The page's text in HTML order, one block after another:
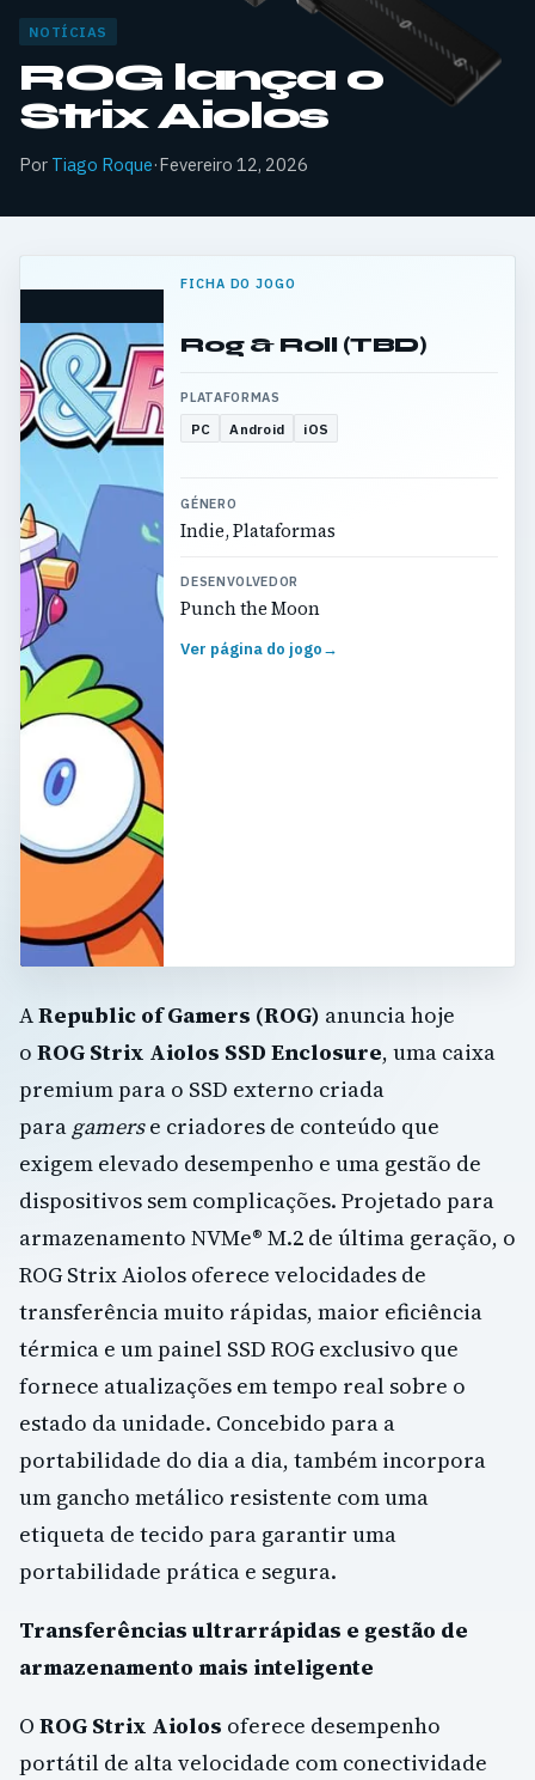
NOTÍCIAS
ROG lança o
Strix Aiolos
Por Tiago Roque·Fevereiro 12, 2026
FICHA DO JOGO
Rog & Roll (TBD)
PLATAFORMAS
PC Android iOS
GÉNERO
Indie, Plataformas
DESENVOLVEDOR
Punch the Moon
Ver página do jogo→
ARepublic of Gamers (ROG) anuncia hoje
o ROG Strix Aiolos SSD Enclosure, uma caixa
premium para o SSD externo criada
para gamerse criadores de conteúdo que
exigem elevado desempenho e uma gestão de
dispositivos sem complicações. Projetado para
armazenamento NVMe® M.2 de última geração, o
ROG Strix Aiolos oferece velocidades de
transferência muito rápidas, maior eficiência
térmica e um painel SSD ROG exclusivo que
fornece atualizações em tempo real sobre o
estado da unidade. Concebido para a
portabilidade do dia a dia, também incorpora
um gancho metálico resistente com uma
etiqueta de tecido para garantir uma
portabilidade prática e segura.
Transferências ultrarrápidas e gestão de
armazenamento mais inteligente
O ROG Strix Aiolos oferece desempenho
portátil de alta velocidade com conectividade